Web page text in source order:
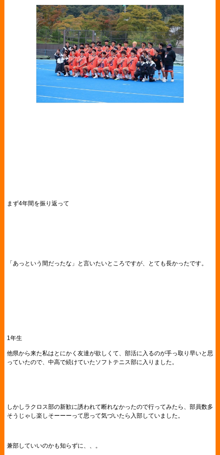
まず4年間を振り返って
「あっという間だったな」と言いたいところですが、とても長かったです。
1年生
他県から来た私はとにかく友達が欲しくて、部活に入るのが手っ取り早いと思
っていたので、中高で続けていたソフトテニス部に入りました。
しかしラクロス部の新歓に誘われて断れなかったので行ってみたら、部員数多
そうじゃし楽しそーーーって思って気づいたら入部していました。
兼部していいのかも知らずに、、。